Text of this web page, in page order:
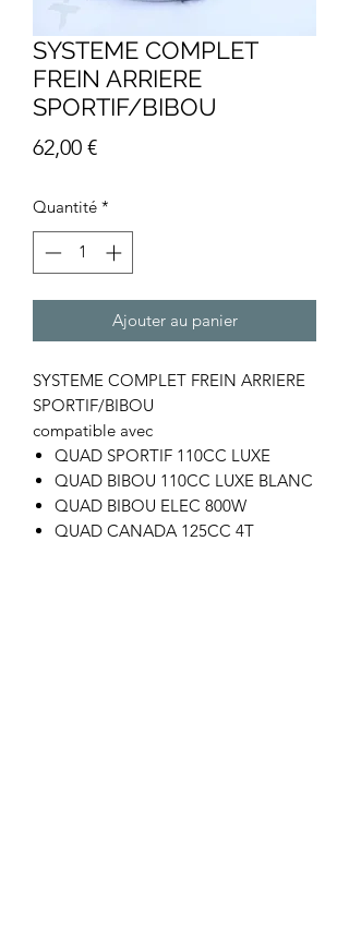
SYSTEME COMPLET
FREIN ARRIERE
SPORTIF/BIBOU
62,00 €Prix
Quantité *
Ajouter au panier
SYSTEME COMPLET FREIN ARRIERE
SPORTIF/BIBOU
compatible avec
QUAD SPORTIF 110CC LUXE
QUAD BIBOU 110CC LUXE BLANC
QUAD BIBOU ELEC 800W
QUAD CANADA 125CC 4T